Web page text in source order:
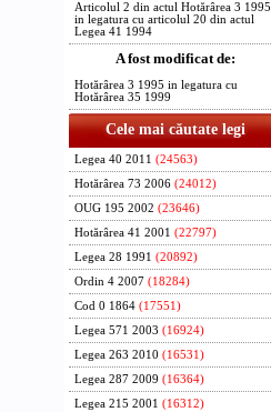
Articolul 2 din actul Hotărârea 3 1995
in legatura cu articolul 20 din actul
Legea 41 1994
A fost modificat de:
Hotărârea 3 1995 in legatura cu
Hotărârea 35 1999
Cele mai căutate legi
Legea 40 2011 (24563)
Hotărârea 73 2006 (24012)
OUG 195 2002 (23646)
Hotărârea 41 2001 (22797)
Legea 28 1991 (20892)
Ordin 4 2007 (18284)
Cod 0 1864 (17551)
Legea 571 2003 (16924)
Legea 263 2010 (16531)
Legea 287 2009 (16364)
Legea 215 2001 (16312)